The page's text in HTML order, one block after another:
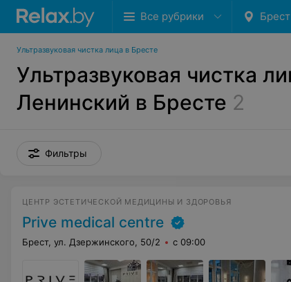
Все рубрики Брест
Ультразвуковая чистка лица в Бресте
Ультразвуковая чистка
Ленинский в Бресте 2
Фильтры
ЦЕНТР ЭСТЕТИЧЕСКОЙ МЕДИЦИНЫ И ЗДОРОВЬЯ
Prive medical centre
Брест, ул. Дзержинского, 50/2 с 09:00